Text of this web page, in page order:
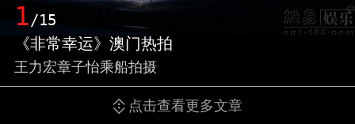
1/15
《非常幸运》澳门热拍
王力宏章子怡乘船拍摄
点击查看更多文章